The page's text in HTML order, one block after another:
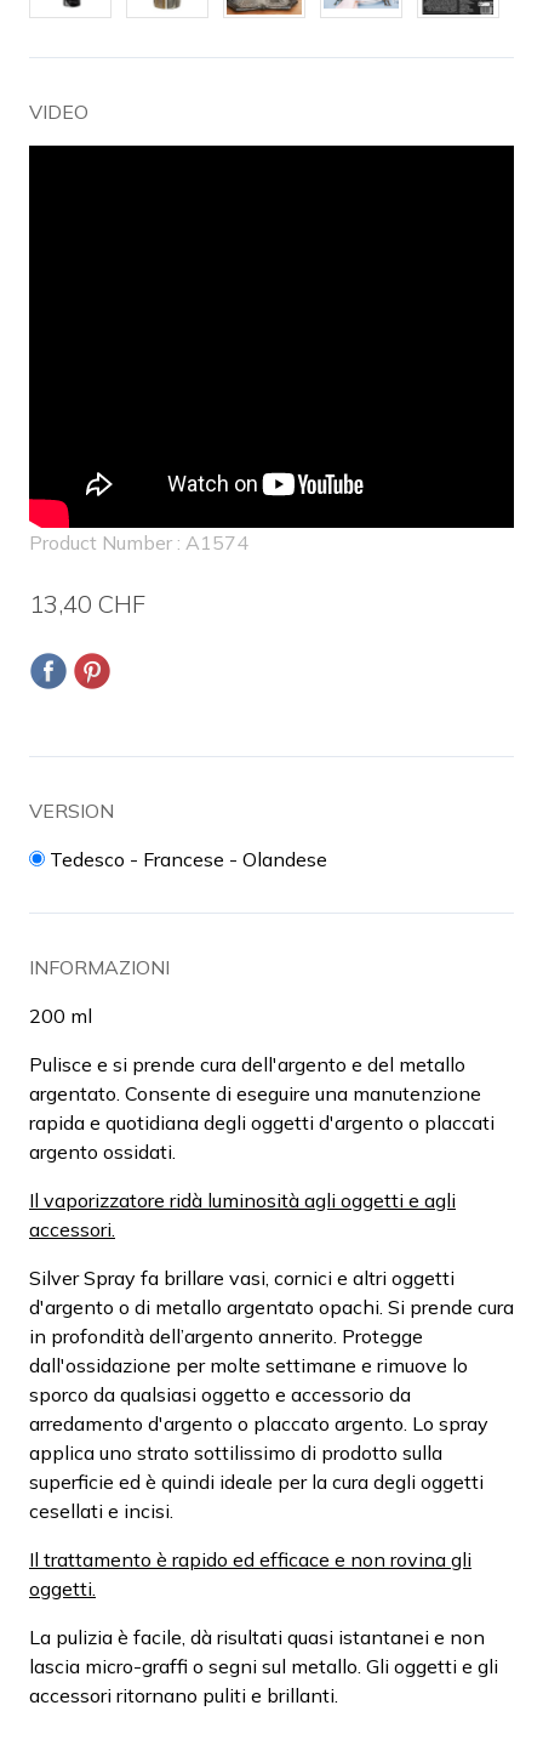
VIDEO
Product Number : A1574
13,40 CHF
VERSION
Tedesco - Francese - Olandese
INFORMAZIONI
200 ml
Pulisce e si prende cura dell'argento e del metallo
argentato. Consente di eseguire una manutenzione
rapida e quotidiana degli oggetti d'argento o placcati
argento ossidati.
Il vaporizzatore ridà luminosità agli oggetti e agli
accessori.
Silver Spray fa brillare vasi, cornici e altri oggetti
d'argento o di metallo argentato opachi. Si prende cura
in profondità dell’argento annerito. Protegge
dall'ossidazione per molte settimane e rimuove lo
sporco da qualsiasi oggetto e accessorio da
arredamento d'argento o placcato argento. Lo spray
applica uno strato sottilissimo di prodotto sulla
superficie ed è quindi ideale per la cura degli oggetti
cesellati e incisi.
Il trattamento è rapido ed efficace e non rovina gli
oggetti.
La pulizia è facile, dà risultati quasi istantanei e non
lascia micro-graffi o segni sul metallo. Gli oggetti e gli
accessori ritornano puliti e brillanti.